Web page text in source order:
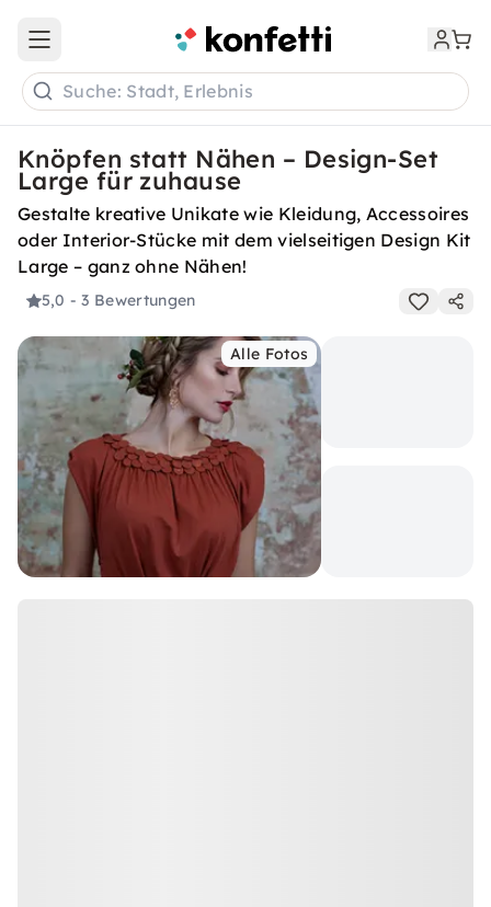
Open main menu
Suche: Stadt, Erlebnis
Knöpfen statt Nähen – Design-Set
Large für zuhause
Gestalte kreative Unikate wie Kleidung, Accessoires
oder Interior-Stücke mit dem vielseitigen Design Kit
Large – ganz ohne Nähen!
5,0 - 3 Bewertungen
Alle Fotos